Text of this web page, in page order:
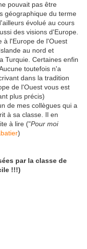
pouvait pas être
géographique du terme
évolué au cours
des visions d'Europe.
à l'Europe de l'Ouest
au nord et
Turquie. Certaines enfin
toutefois n'a
dans la tradition
de l'Ouest vous est
plus précis)
de mes collègues qui a
à sa classe. Il en
à lire ("Pour moi
)
la classe de
!!!)